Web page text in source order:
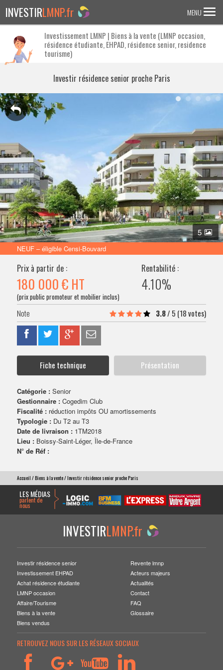
MENU
INVESTIRLMNP.fr
ACCUEIL
RESIDENCE ETUDIANTE
EHPAD
RESIDENCE AFFAIRE/TOURISME
ACTUALITES
FAQ
VENDRE SON BIEN
Investissement LMNP | Biens à la vente (LMNP occasion,
résidence étudiante, EHPAD, résidence senior, residence
tourisme)
Investir résidence senior proche Paris
5
NEUF – éligible Censi-Bouvard
Prix à partir de :
180 000 € HT
(prix public promoteur et mobilier inclus)
Rentabilité :
4.10%
3.8/ 5 (18 votes)
Fiche technique Présentation
Catégorie :Senior
Gestionnaire :Cogedim Club
Fiscalité :réduction impôts OU amortissements
Typologie :Du T2 au T3
Date de livraison :1TM2018
Lieu :Boissy-Saint-Léger, Île-de-France
N° de Réf :
Accueil /Biens à la vente/ Investir résidence senior proche Paris
LES MÉDIAS
parlent de
nous
INVESTIRLMNP.fr
Investir résidence senior
Investissement EHPAD
Achat résidence étudiante
LMNP occasion
Affaire/Tourisme
Biens à la vente
Biens vendus
Revente lmnp
Acteurs majeurs
Actualités
Contact
FAQ
Glossaire
RETROUVEZ NOUS SUR LES RÉSEAUX SOCIAUX